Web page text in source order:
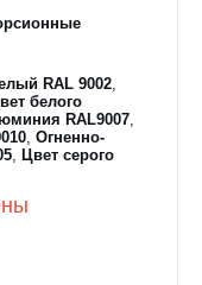
RAL 9002,
белого
RAL9007,
, Огненно-
, Цвет серого